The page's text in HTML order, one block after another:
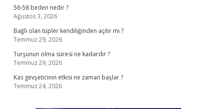
56-58 beden nedir ?
Ağustos 3, 2026
Bağlı olan tüpler kendiliğinden açılır mı ?
Temmuz 29, 2026
Turşunun olma süresi ne kadardır ?
Temmuz 29, 2026
Kas gevşeticinin etkisi ne zaman başlar ?
Temmuz 24, 2026